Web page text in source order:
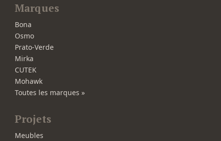
Marques
Bona
Osmo
Prato-Verde
Mirka
CUTEK
Mohawk
Toutes les marques »
Projets
Meubles